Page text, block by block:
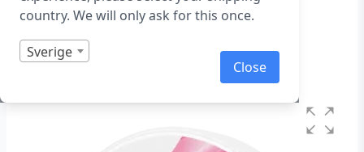
country. We will only ask for this once.
Sverige
Close
mg/portion)
Art.nr: 43678
I lager